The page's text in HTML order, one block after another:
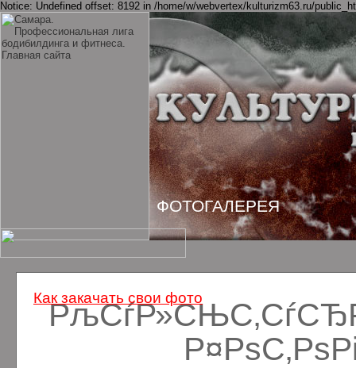
Notice: Undefined offset: 8192 in /home/w/webvertex/kulturizm63.ru/
ФОТОГАЛЕРЕЯ
Как закачать свои фото